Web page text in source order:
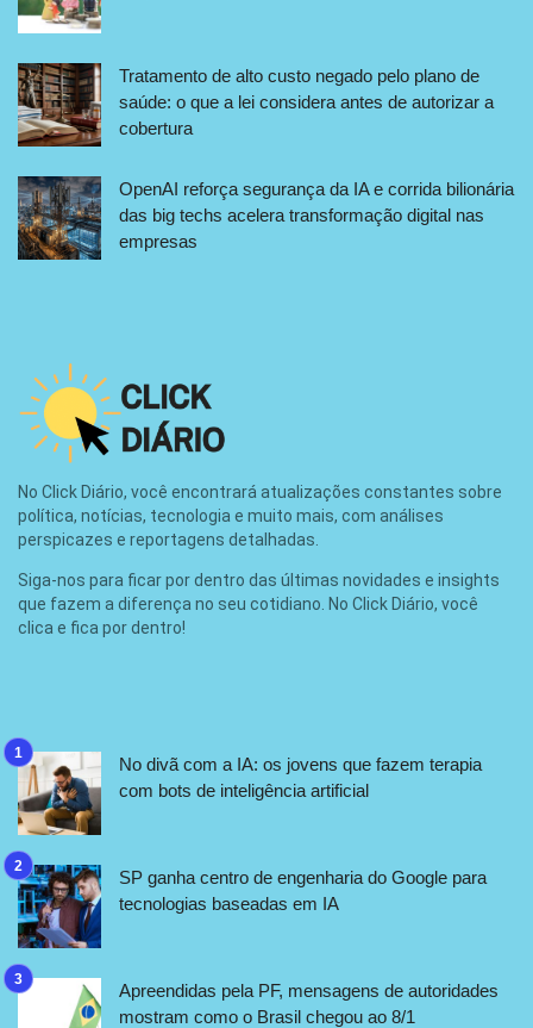
Tratamento de alto custo negado pelo plano de
saúde: o que a lei considera antes de autorizar a
cobertura
OpenAI reforça segurança da IA e corrida bilionária
das big techs acelera transformação digital nas
empresas
No Click Diário, você encontrará atualizações constantes sobre
política, notícias, tecnologia e muito mais, com análises
perspicazes e reportagens detalhadas.
Siga-nos para ficar por dentro das últimas novidades e insights
que fazem a diferença no seu cotidiano. No Click Diário, você
clica e fica por dentro!
No divã com a IA: os jovens que fazem terapia
com bots de inteligência artificial
SP ganha centro de engenharia do Google para
tecnologias baseadas em IA
Apreendidas pela PF, mensagens de autoridades
mostram como o Brasil chegou ao 8/1